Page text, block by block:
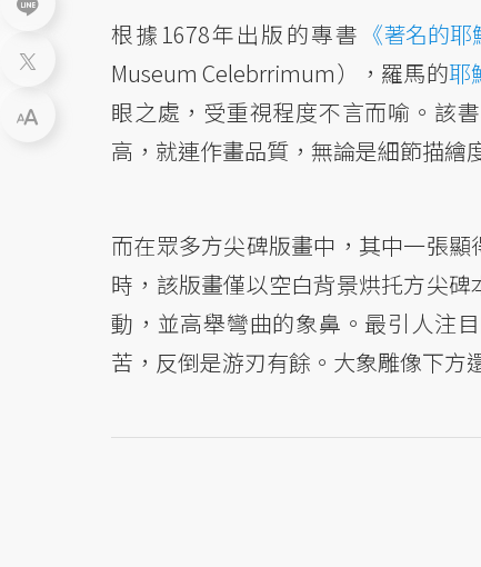
根據1678年出版的專書 《著名的
Museum Celebrrimum），羅馬的耶
眼之處，受重視程度不言而喻。該
高，就連作畫品質，無論是細節描繪
而在眾多方尖碑版畫中，其中一張
時，該版畫僅以空白背景烘托方尖
動，並高舉彎曲的象鼻。最引人注
苦，反倒是游刃有餘。大象雕像下方